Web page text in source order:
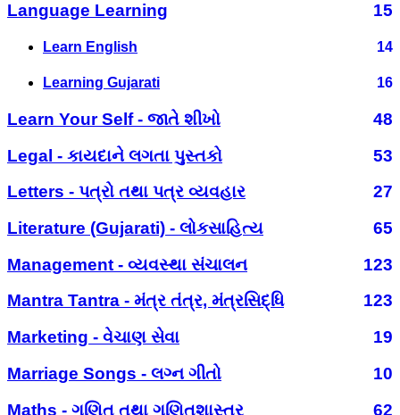
Language Learning
15
Learn English 14
Learning Gujarati 16
Learn Your Self - જાતે શીખો
48
Legal - કાયદાને લગતા પુસ્તકો
53
Letters - પત્રો તથા પત્ર વ્યવહાર
27
Literature (Gujarati) - લોકસાહિત્ય
65
Management - વ્યવસ્થા સંચાલન
123
Mantra Tantra - મંત્ર તંત્ર, મંત્રસિદ્ધિ
123
Marketing - વેચાણ સેવા
19
Marriage Songs - લગ્ન ગીતો
10
Maths - ગણિત તથા ગણિતશાસ્ત્ર
62